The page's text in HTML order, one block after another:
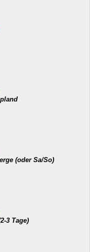
(oder Sa/So)
3 Tage)